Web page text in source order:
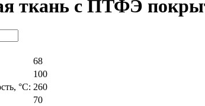
ткань с ПТФЭ
68
100
°C: 260
70